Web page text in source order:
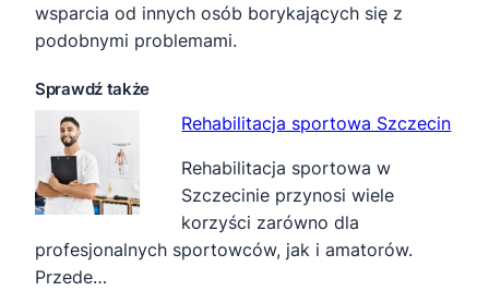
wsparcia od innych osób borykających się z
podobnymi problemami.
Sprawdź także
Rehabilitacja sportowa Szczecin
Rehabilitacja sportowa w
Szczecinie przynosi wiele
korzyści zarówno dla
profesjonalnych sportowców, jak i amatorów.
Przede…